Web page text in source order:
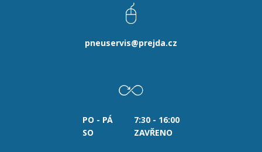
pneuservis@prejda.cz
PO - PÁ
7:30 - 16:00
SO
ZAVŘENO